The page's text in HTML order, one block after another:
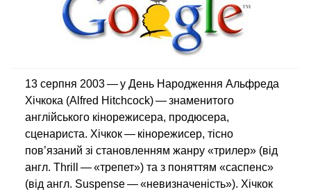
13 серпня 2003 — у День Народження Альфреда
Хічкока (Alfred Hitchcock) — знаменитого
англійського кінорежисера, продюсера,
сценариста. Хічкок — кінорежисер, тісно
пов’язаний зі становленням жанру «трилер» (від
англ. Thrill — «трепет») та з поняттям «саспенс»
(від англ. Suspense — «невизначеність»). Хічкок